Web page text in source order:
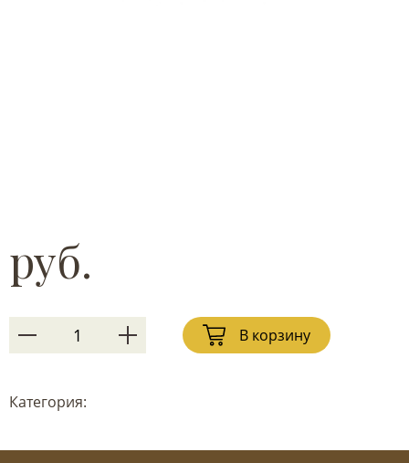
руб.
В корзину
Категория: